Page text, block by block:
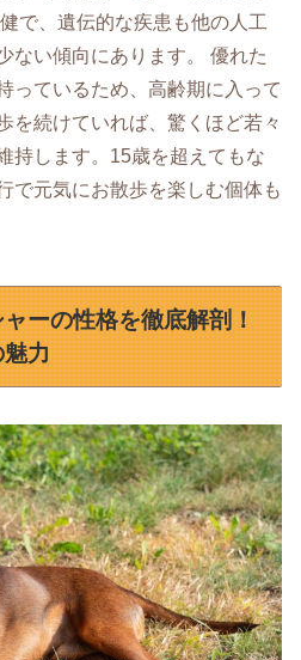
で、遺伝的な疾患も他の人工
ない傾向にあります。 優れた
っているため、高齢期に入って
を続けていれば、驚くほど若々
持します。15歳を超えてもな
で元気にお散歩を楽しむ個体も
ーの性格を徹底解剖！
魅力